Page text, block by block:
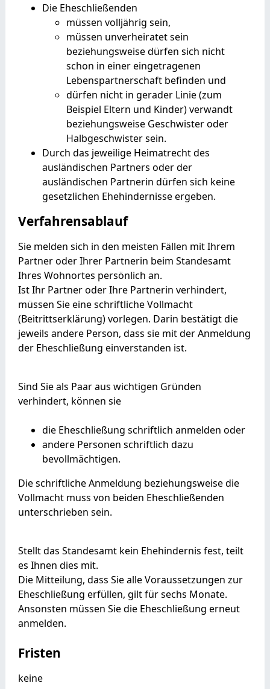
Die Eheschließenden
müssen volljährig sein,
müssen unverheiratet sein
beziehungsweise dürfen sich nicht
schon in einer eingetragenen
Lebenspartnerschaft befinden und
dürfen nicht in gerader Linie(zum
Beispiel Eltern und Kinder)verwandt
beziehungsweise Geschwister oder
Halbgeschwister sein.
Durch das jeweilige Heimatrecht des
ausländischen Partners oder der
ausländischen Partnerin dürfen sich keine
gesetzlichen Ehehindernisse ergeben.
Verfahrensablauf
Sie melden sich in den meisten Fällen mit Ihrem
Partner oder Ihrer Partnerin beim Standesamt
Ihres Wohnortes persönlich an.
Ist Ihr Partner oder Ihre Partnerin verhindert,
müssen Sie eine schriftliche Vollmacht
(Beitrittserklärung) vorlegen. Darin bestätigt die
jeweils andere Person, dass sie mit der Anmeldung
der Eheschließung einverstanden ist.
Sind Sie als Paar aus wichtigen Gründen
verhindert, können sie
die Eheschließung schriftlich anmelden oder
andere Personen schriftlich dazu
bevollmächtigen.
Die schriftliche Anmeldung beziehungsweise die
Vollmacht muss von beiden Eheschließenden
unterschrieben sein.
Stellt das Standesamt kein Ehehindernis fest, teilt
es Ihnen dies mit.
Die Mitteilung, dass Sie alle Voraussetzungen zur
Eheschließung erfüllen, gilt für sechs Monate.
Ansonsten müssen Sie die Eheschließung erneut
anmelden.
Fristen
keine